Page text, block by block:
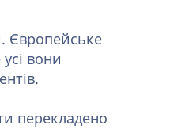
Європейське
вони
перекладено